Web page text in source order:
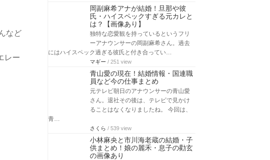
など
レー
岡副麻希アナが結婚！旦那や彼
氏・ハイスペックすぎる元カレと
は？【画像あり】
独特な恋愛観を持っているというフリ
ーアナウンサーの岡副麻希さん。過去
にはハイスペック過ぎる彼氏と付き合ってい…
マギー / 251 view
青山愛の現在！結婚情報・国連職
員など今の仕事まとめ
元テレビ朝日のアナウンサーの青山愛
さん。退社その後は、テレビで見かけ
ることはなくなりましたね。 今回は、
青…
さくら / 539 view
小林麻央と市川海老蔵の結婚・子
供まとめ！娘の麗禾・息子の勸玄
の画像あり